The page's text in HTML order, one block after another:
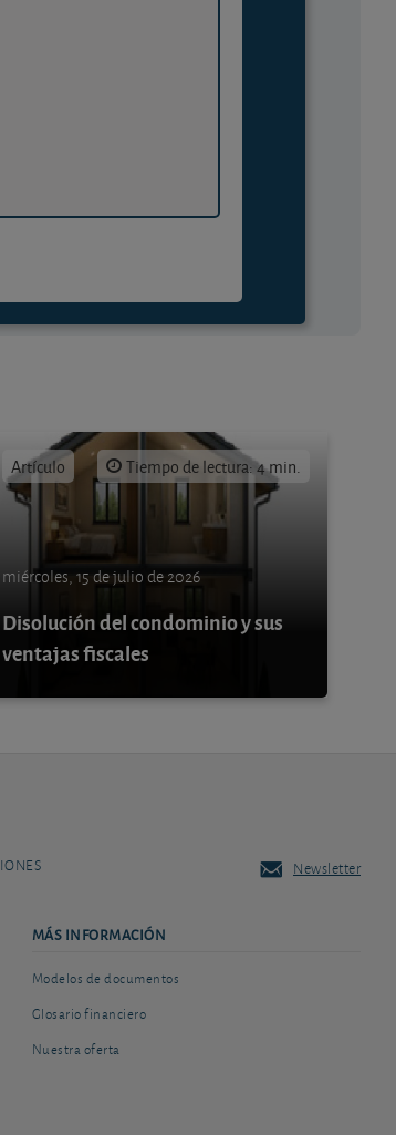
Artículo Tiempo de lectura: 4 min.
miércoles, 15 de julio de 2026
Disolución del condominio y sus
ventajas fiscales
Newsletter
MÁS INFORMACIÓN
Modelos de documentos
Glosario financiero
Nuestra oferta